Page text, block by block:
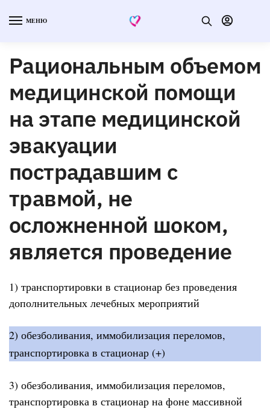
МЕНЮ
Рациональным объемом
медицинской помощи
на этапе медицинской
эвакуации
пострадавшим с
травмой, не
осложненной шоком,
является проведение
1) транспортировки в стационар без проведения
дополнительных лечебных мероприятий
2) обезболивания, иммобилизация переломов,
транспортировка в стационар (+)
3) обезболивания, иммобилизация переломов,
транспортировка в стационар на фоне массивной